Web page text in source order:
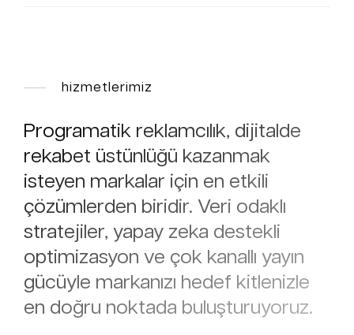
hizmetlerimiz
Programatik reklamcılık, dijitalde
rekabet üstünlüğü kazanmak
isteyen markalar için en etkili
çözümlerden biridir. Veri odaklı
stratejiler, yapay zeka destekli
optimizasyon ve çok kanallı yayın
gücüyle markanızı hedef kitlenizle
en doğru noktada buluşturuyoruz.